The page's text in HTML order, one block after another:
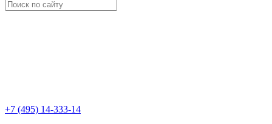
+7 (495) 14-333-14